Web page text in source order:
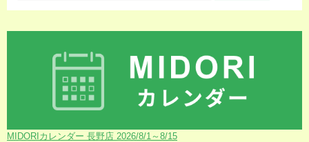
MIDORIカレンダー 長野店 2026/8/1～8/15